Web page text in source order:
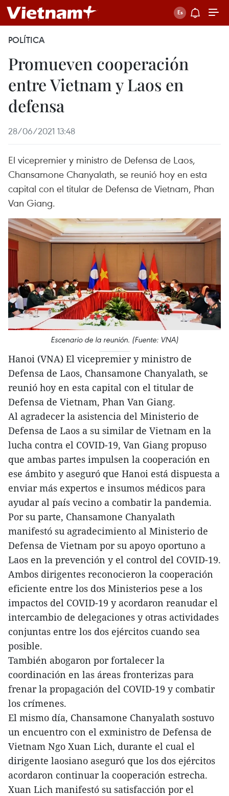
POLÍTICA
Promueven cooperación
entre Vietnam y Laos en
defensa
28/06/2021 13:48
El vicepremier y ministro de Defensa de Laos,
Chansamone Chanyalath, se reunió hoy en esta
capital con el titular de Defensa de Vietnam, Phan
Van Giang.
Escenario de la reunión. (Fuente: VNA)
Hanoi (VNA) El vicepremier y ministro de
Defensa de Laos, Chansamone Chanyalath, se
reunió hoy en esta capital con el titular de
Defensa de Vietnam, Phan Van Giang.
Al agradecer la asistencia del Ministerio de
Defensa de Laos a su similar de Vietnam en la
lucha contra el COVID-19, Van Giang propuso
que ambas partes impulsen la cooperación en
ese ámbito y aseguró que Hanoi está dispuesta a
enviar más expertos e insumos médicos para
ayudar al país vecino a combatir la pandemia.
Por su parte, Chansamone Chanyalath
manifestó su agradecimiento al Ministerio de
Defensa de Vietnam por su apoyo oportuno a
Laos en la prevención y el control del COVID-19.
Ambos dirigentes reconocieron la cooperación
eficiente entre los dos Ministerios pese a los
impactos del COVID-19 y acordaron reanudar el
intercambio de delegaciones y otras actividades
conjuntas entre los dos ejércitos cuando sea
posible.
También abogaron por fortalecer la
coordinación en las áreas fronterizas para
frenar la propagación del COVID-19 y combatir
los crímenes.
El mismo día, Chansamone Chanyalath sostuvo
un encuentro con el exministro de Defensa de
Vietnam Ngo Xuan Lich, durante el cual el
dirigente laosiano aseguró que los dos ejércitos
acordaron continuar la cooperación estrecha.
Xuan Lich manifestó su satisfacción por el